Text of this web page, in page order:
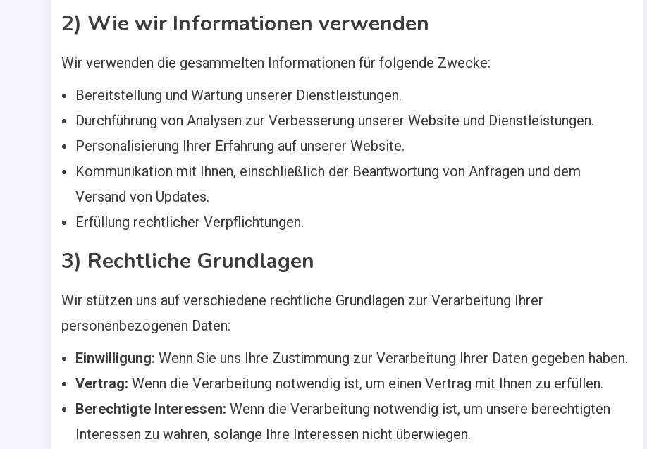
2) Wie wir Informationen verwenden
Wir verwenden die gesammelten Informationen für folgende Zwecke:
Bereitstellung und Wartung unserer Dienstleistungen.
Durchführung von Analysen zur Verbesserung unserer Website und Dienstleistungen.
Personalisierung Ihrer Erfahrung auf unserer Website.
Kommunikation mit Ihnen, einschließlich der Beantwortung von Anfragen und dem
Versand von Updates.
Erfüllung rechtlicher Verpflichtungen.
3) Rechtliche Grundlagen
Wir stützen uns auf verschiedene rechtliche Grundlagen zur Verarbeitung Ihrer
personenbezogenen Daten:
Einwilligung: Wenn Sie uns Ihre Zustimmung zur Verarbeitung Ihrer Daten gegeben haben.
Vertrag: Wenn die Verarbeitung notwendig ist, um einen Vertrag mit Ihnen zu erfüllen.
Berechtigte Interessen: Wenn die Verarbeitung notwendig ist, um unsere berechtigten
Interessen zu wahren, solange Ihre Interessen nicht überwiegen.